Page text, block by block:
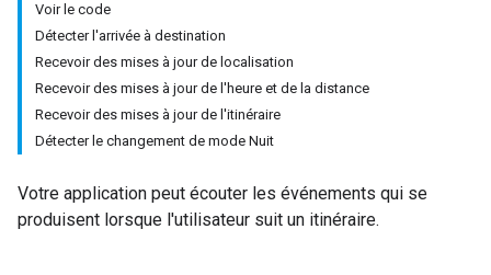
Voir le code
Détecter l'arrivée à destination
Recevoir des mises à jour de localisation
Recevoir des mises à jour de l'heure et de la distance
Recevoir des mises à jour de l'itinéraire
Détecter le changement de mode Nuit
Votre application peut écouter les événements qui se
produisent lorsque l'utilisateur suit un itinéraire.